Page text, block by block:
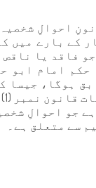
احوالِ
کے بارے میں
فاقد یا ناقص
حکم امام ابو
ہوگا، جیسا
ہے جو احوالِ
سے متعلق ہے۔